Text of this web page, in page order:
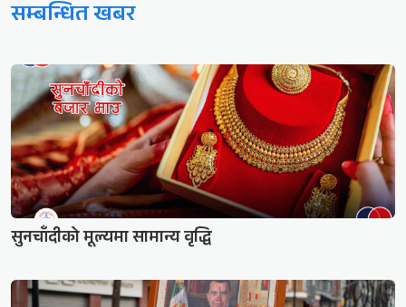
सम्बन्धित खबर
सुनचाँदीको मूल्यमा सामान्य वृद्धि